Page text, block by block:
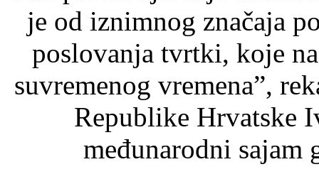
je od iznimnog značaja
poslovanja tvrtki, koje
suvremenog vremena”,
Republike Hrvatske
međunarodni sajam